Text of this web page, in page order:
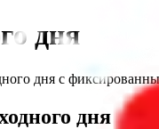
дня
дня с
дня